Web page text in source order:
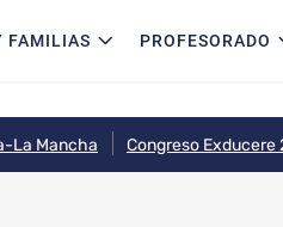
FAMILIAS PROFESORADO
La Mancha Congreso Exducere